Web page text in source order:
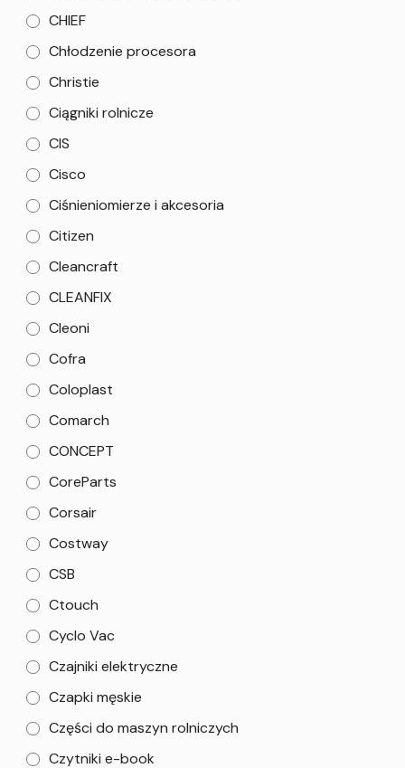
CHIEF
Chłodzenie procesora
Christie
Ciągniki rolnicze
CIS
Cisco
Ciśnieniomierze i akcesoria
Citizen
Cleancraft
CLEANFIX
Cleoni
Cofra
Coloplast
Comarch
CONCEPT
CoreParts
Corsair
Costway
CSB
Ctouch
Cyclo Vac
Czajniki elektryczne
Czapki męskie
Części do maszyn rolniczych
Czytniki e-book